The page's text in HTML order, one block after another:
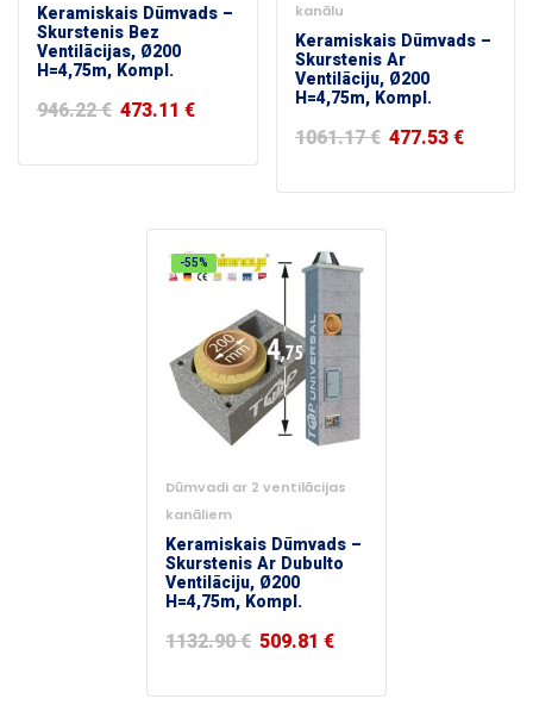
Keramiskais Dūmvads –
Skurstenis Bez
Ventilācijas, Ø200
H=4,75m, Kompl.
946.22€ 473.11 €
kanālu
Keramiskais Dūmvads –
Skurstenis Ar
Ventilāciju, Ø200
H=4,75m, Kompl.
1061.17€ 477.53€
-55%
Dūmvadi ar 2 ventilācijas
kanāliem
Keramiskais Dūmvads –
Skurstenis Ar Dubulto
Ventilāciju, Ø200
H=4,75m, Kompl.
1132.90€ 509.81€